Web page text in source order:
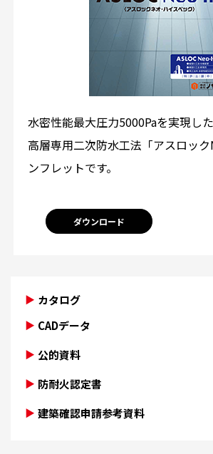
水密性能最大圧力5000Paを実現し
高層専用二次防水工法「アスロッ
ンフレットです。
ダウンロード
カタログ
CADデータ
公的資料
防耐火認定書
建築確認申請参考資料